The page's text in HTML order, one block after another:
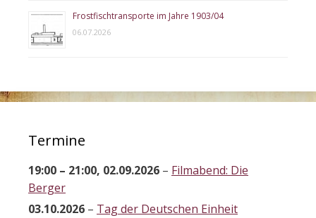
Frostfischtransporte im Jahre 1903/04
06.07.2026
Termine
19:00 – 21:00, 02.09.2026 – Filmabend: Die
Berger
03.10.2026 – Tag der Deutschen Einheit